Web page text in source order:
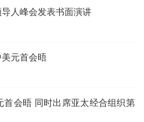
人峰会发表书面演讲
元首会晤
首会晤 同时出席亚太经合组织第